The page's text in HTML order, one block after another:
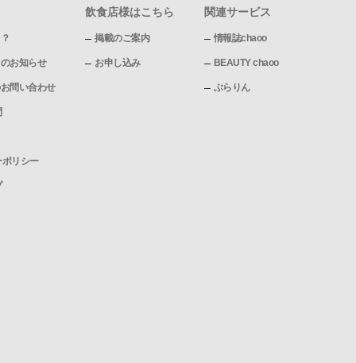
お知らせ
問い合わせ
リシー
飲食店様はこちら
掲載のご案内
お申し込み
関連サービス
情報誌chaoo
BEAUTY chaoo
ぶらりん